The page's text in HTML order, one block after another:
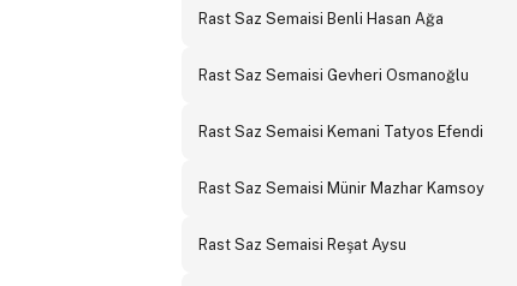
Rast Saz Semaisi Benli Hasan Ağa
Rast Saz Semaisi Gevheri Osmanoğlu
Rast Saz Semaisi Kemani Tatyos Efendi
Rast Saz Semaisi Münir Mazhar Kamsoy
Rast Saz Semaisi Reşat Aysu